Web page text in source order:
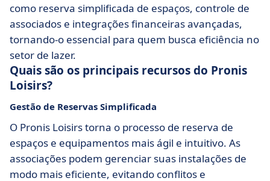
como reserva simplificada de espaços, controle de
associados e integrações financeiras avançadas,
tornando-o essencial para quem busca eficiência no
setor de lazer.
Quais são os principais recursos do Pronis
Loisirs?
Gestão de Reservas Simplificada
O Pronis Loisirs torna o processo de reserva de
espaços e equipamentos mais ágil e intuitivo. As
associações podem gerenciar suas instalações de
modo mais eficiente, evitando conflitos e